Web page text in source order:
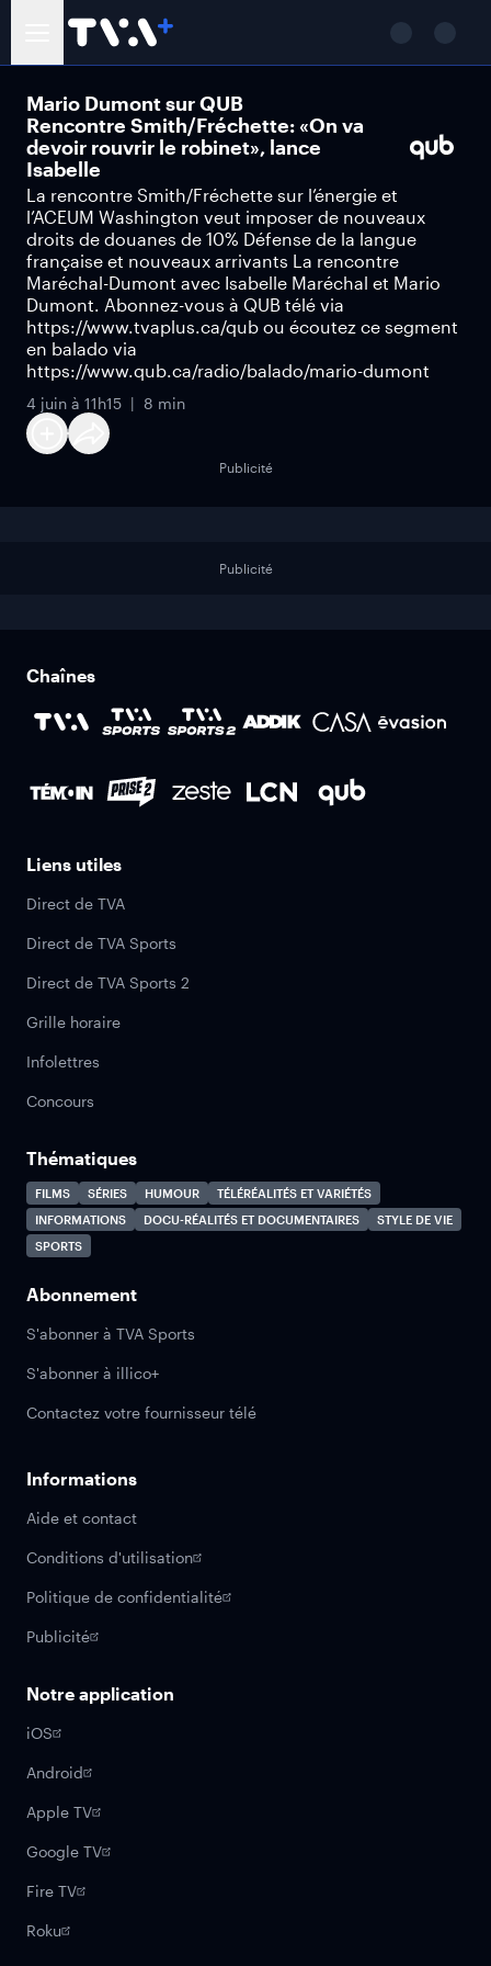
Mario Dumont sur QUB
Rencontre Smith/Fréchette: «On va
devoir rouvrir le robinet», lance
Isabelle
La rencontre Smith/Fréchette sur l’énergie et
l’ACEUM Washington veut imposer de nouveaux
droits de douanes de 10% Défense de la langue
française et nouveaux arrivants La rencontre
Maréchal-Dumont avec Isabelle Maréchal et Mario
Dumont. Abonnez-vous à QUB télé via
https://www.tvaplus.ca/qub ou écoutez ce segment
en balado via
https://www.qub.ca/radio/balado/mario-dumont
4 juin à 11h15 8 min
Publicité
Publicité
Chaînes
Liens utiles
Direct de TVA
Direct de TVA Sports
Direct de TVA Sports 2
Grille horaire
Infolettres
Concours
Thématiques
FILMS SÉRIES HUMOUR
TÉLÉRÉALITÉS ET VARIÉTÉS
INFORMATIONS
DOCU-RÉALITÉS ET DOCUMENTAIRES
STYLE DE VIE
SPORTS
Abonnement
S'abonner à TVA Sports
S'abonner à illico+
Contactez votre fournisseur télé
Informations
Aide et contact
Conditions d'utilisation
Politique de confidentialité
Publicité
Notre application
iOS
Android
Apple TV
Google TV
Fire TV
Roku